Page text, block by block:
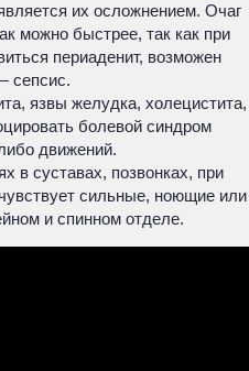
их осложнением. Очаг
можно быстрее, так как при
периаденит, возможен
сепсис.
язвы желудка, холецистита,
болевой синдром
движений.
в суставах, позвонках, при
сильные, ноющие или
и спинном отделе.